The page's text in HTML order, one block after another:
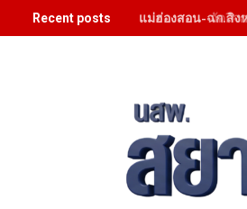
Recent posts แม่ฮ่องสอน-ฉก.สิง